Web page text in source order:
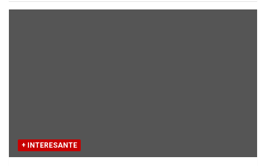
+ INTERESANTE